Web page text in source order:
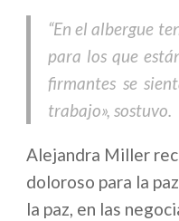
“En el albergue
para los que
firmantes se
trabajo», sostuvo.
Alejandra Miller
doloroso para la
la paz, en las